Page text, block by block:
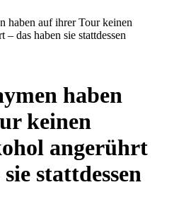
haben auf ihrer Tour keinen
das haben sie stattdessen
haben
keinen
angerührt
stattdessen